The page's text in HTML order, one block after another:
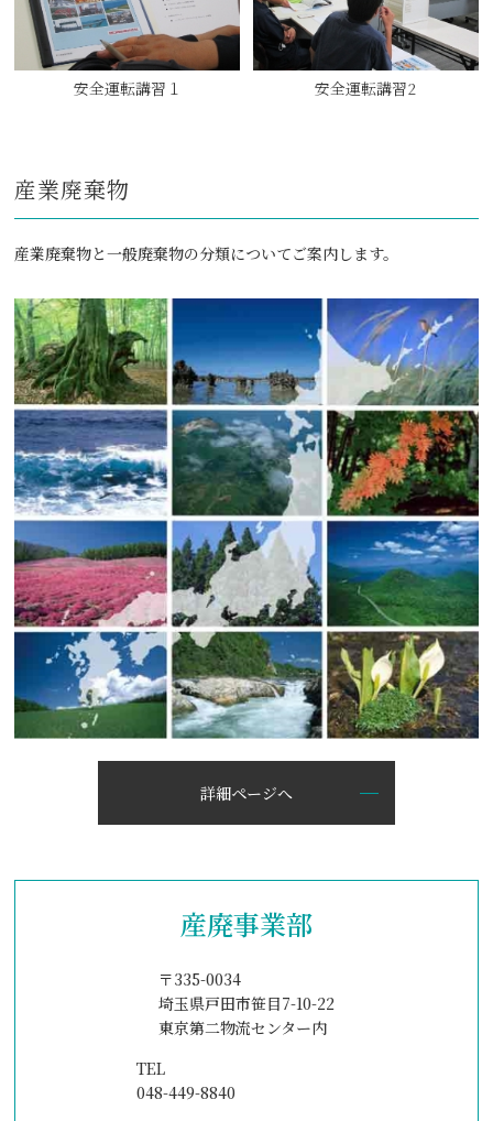
安全運転講習１ 安全運転講習2
産業廃棄物
産業廃棄物と一般廃棄物の分類についてご案内します。
詳細ページへ
産廃事業部
〒335-0034
埼玉県戸田市笹目7-10-22
東京第二物流センター内
TEL
048-449-8840